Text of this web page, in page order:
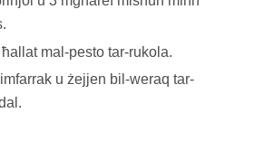
mal-pesto tar-rukola.
u żejjen bil-weraq tar-